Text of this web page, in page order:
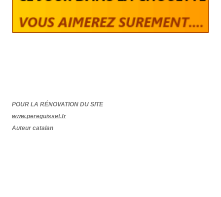
POUR LA RÉNOVATION DU SITE
www.pereguisset.fr
Auteur catalan